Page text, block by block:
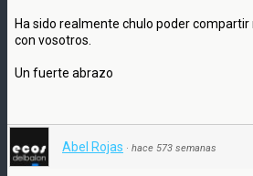
Ha sido realmente chulo poder
con vosotros.
Un fuerte abrazo
Abel Rojas · hace 573 semanas